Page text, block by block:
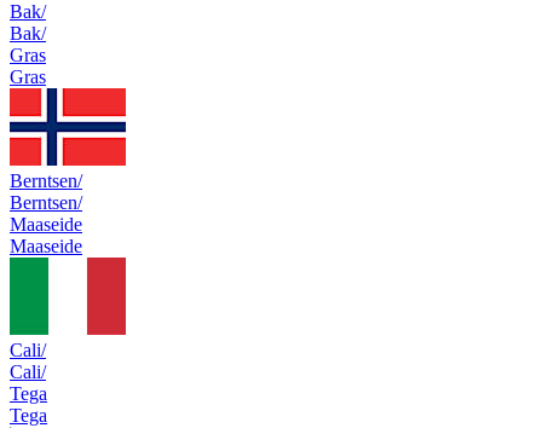
Bak/
Bak/
Gras
Gras
Berntsen/
Berntsen/
Maaseide
Maaseide
Cali/
Cali/
Tega
Tega